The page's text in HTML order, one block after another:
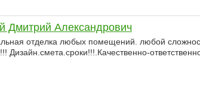
Дмитрий Александрович
отделка любых помещений. любой
Дизайн.смета.сроки!!!.Качественно-